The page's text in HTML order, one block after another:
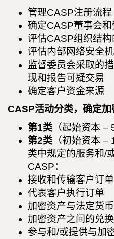
管理CASP注册流程
确定CASP董事会
评估CASP组织结
评估内部网络安全
监督委员会采取的
现和报告可疑交易
确定客户资金来源
CASP活动分类，确定加
第1类 （起始资本
第2类 （初始资本
类中规定的服务和/
CASP：
接收和传输客户订单
代表客户执行订单
加密资产与法定货
加密资产之间的兑换
参与和/或提供与加